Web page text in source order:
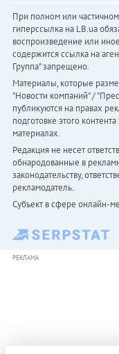
При полном или
гиперссылка на LB.ua
воспроизведение или
содержится ссылка на
Группа" запрещено.
Материалы, которые
"Новости компаний" /
публикуются на правах
подготовке этого
материалах.
Редакция не несет
обнародованные в
законодательству,
рекламодатель.
Субъект в сфере онлайн-
РЕКЛАМА